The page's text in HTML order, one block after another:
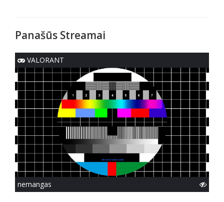
Panašūs Streamai
VALORANT
nemangas